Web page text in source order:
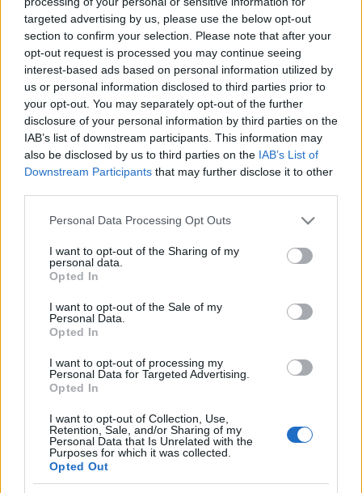
targeted advertising by us, please use the below opt-out
section to confirm your selection. Please note that after your
opt-out request is processed you may continue seeing
interest-based ads based on personal information utilized by
us or personal information disclosed to third parties prior to
your opt-out. You may separately opt-out of the further
disclosure of your personal information by third parties on the
IAB’s list of downstream participants. This information may
also be disclosed by us to third parties on the IAB’s List of
Downstream Participants that may further disclose it to other
Please note that this website/app uses one or more Google
not limited to your visit or usage behaviour. You may click to
grant or deny consent to Google and its third-party tags to
use your data for below specified purposes in below Google
consent section.
Personal Data Processing Opt Outs
I want to opt-out of the Sharing of my
personal data.
Opted In
I want to opt-out of the Sale of my
Personal Data.
Opted In
I want to opt-out of processing my
Personal Data for Targeted Advertising.
Opted In
I want to opt-out of Collection, Use,
Retention, Sale, and/or Sharing of my
Personal Data that Is Unrelated with the
Purposes for which it was collected.
Opted Out
Gaborják Ádám 1983-ban született Kecskeméten, 2007-
ben a Szegedi Tudományegyetemen magyar, 2008-ban
finnugor szakon diplomázott. Jelenleg az Irodalomtudományi
Doktori Iskola irodalomelméleti képzésének PhD-hallgatója.
Kutatási területe a kortárs magyar irodalom, a kritikai
kultúrakutatás és a kulturális antropológia. A JAK elnökségi
tagja, a szervezet irodalmi programjainak szerkesztője.
Orcsik Rolandköltő, műfordító, irodalomtörténész 1975-
ben született a szerbiai Óbecsén. 1992-ben átköltözött
Magyarországra, azóta Szegeden él. Egyetemi tanulmányait
illetve összehasonlító irodalomtudomány szakon végezte.
Jelenleg az egyetem Szláv Tanszékén dolgozik
tanársegédként. Több verseskötet szerzője, a legutóbbi, a
Mahler letöltve az idén jelent meg a Kalligram
Salgótarjánban. Jelenleg Tatabányán él. Író, költő, kritikus,
szerkesztő, 2009-től a Prae című folyóirat prózarovatának
szerkesztőjeként dolgozik. A JAK elnökségének tagja.